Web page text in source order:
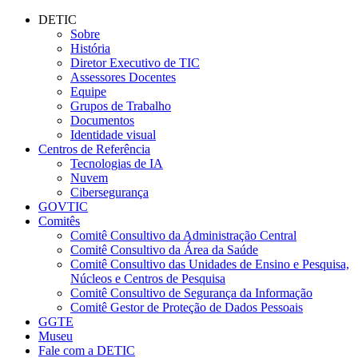
Conteúdo principal
DETIC
Sobre
História
Diretor Executivo de TIC
Assessores Docentes
Equipe
Grupos de Trabalho
Documentos
Identidade visual
Centros de Referência
Tecnologias de IA
Nuvem
Cibersegurança
GOVTIC
Comitês
Comitê Consultivo da Administração Central
Comitê Consultivo da Área da Saúde
Comitê Consultivo das Unidades de Ensino e Pesquisa,
Núcleos e Centros de Pesquisa
Comitê Consultivo de Segurança da Informação
Comitê Gestor de Proteção de Dados Pessoais
GGTE
Museu
Fale com a DETIC